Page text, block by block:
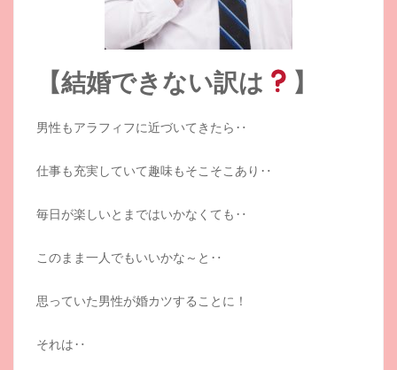
【結婚できない訳は 】
男性もアラフィフに近づいてきたら‥
仕事も充実していて趣味もそこそこあり‥
毎日が楽しいとまではいかなくても‥
このまま一人でもいいかな～と‥
思っていた男性が婚カツすることに！
それは‥